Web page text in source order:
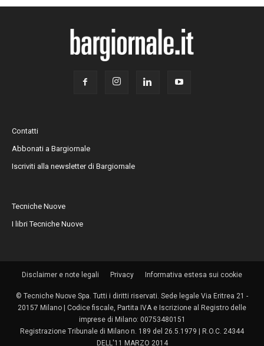
Contatti
Abbonati a Bargiornale
Iscriviti alla newsletter di Bargiornale
Tecniche Nuove
I libri Tecniche Nuove
Disclaimer e note legali Privacy Informativa estesa sui cookie
© Tecniche Nuove Spa. Tutti i diritti riservati. Sede legale Via Eritrea 21 -
20157 Milano | Codice fiscale, Partita IVA e Iscrizione al Registro delle
imprese di Milano: 00753480151
Registrazione Tribunale di Milano n. 189 del 26.5.1979 | R.O.C. 24344
DELL'11 MARZO 2014